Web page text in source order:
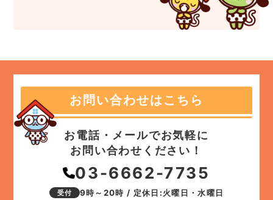
お問い合わせはこちら
お電話・メールでお気軽に
お問い合わせください！
03-6662-7735
受付 9時～20時 / 定休日:火曜日・水曜日